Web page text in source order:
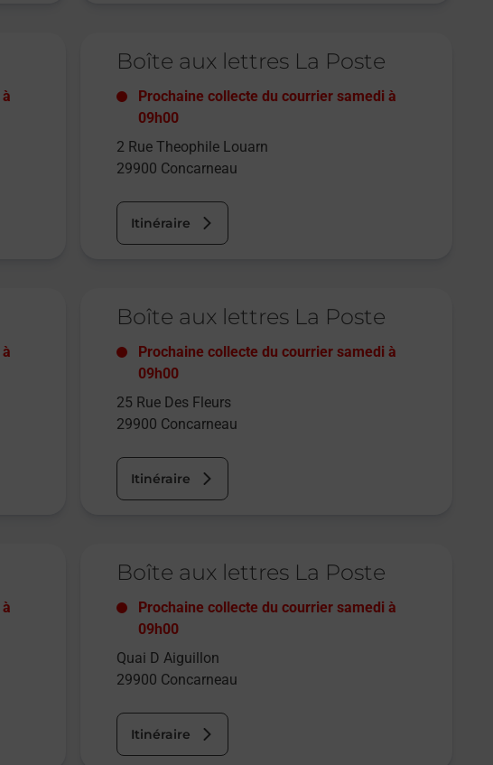
à
Boîte aux lettres La Poste
Prochaine collecte du courriersamedi à
09h00
2 Rue Theophile Louarn
29900 Concarneau
Itinéraire
à
Boîte aux lettres La Poste
Prochaine collecte du courriersamedi à
09h00
25 Rue Des Fleurs
29900 Concarneau
Itinéraire
à
Boîte aux lettres La Poste
Prochaine collecte du courriersamedi à
09h00
Quai D Aiguillon
29900 Concarneau
Itinéraire